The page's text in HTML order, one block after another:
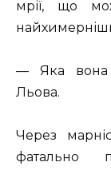
мрії, що
— Яка вона
Льова.
Через
фатально